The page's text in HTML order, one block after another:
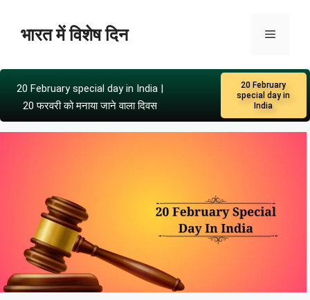
भारत में विशेष दिन
20 February special day in India |
20 फरवरी को मनाया जाने वाला दिवस
20 February
special day in
India